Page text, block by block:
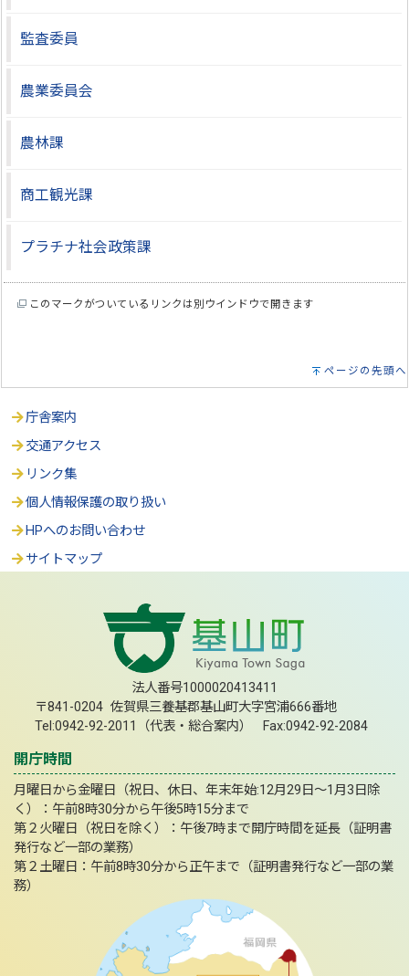
監査委員
農業委員会
農林課
商工観光課
プラチナ社会政策課
このマークがついているリンクは別ウインドウで開きます
ページの先頭へ
庁舎案内
交通アクセス
リンク集
個人情報保護の取り扱い
HPへのお問い合わせ
サイトマップ
法人番号1000020413411
〒841-0204 佐賀県三養基郡基山町大字宮浦666番地
Tel:0942-92-2011（代表・総合案内） Fax:0942-92-2084
開庁時間
月曜日から金曜日（祝日、休日、年末年始:12月29日～1月3日除
く）：午前8時30分から午後5時15分まで
第２火曜日（祝日を除く）：午後7時まで開庁時間を延長（証明書
発行など一部の業務）
第２土曜日：午前8時30分から正午まで（証明書発行など一部の業
務）